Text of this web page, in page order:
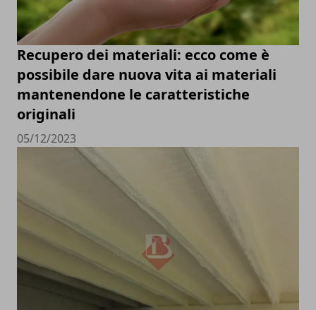
Recupero dei materiali: ecco come è
possibile dare nuova vita ai materiali
mantenendone le caratteristiche
originali
05/12/2023